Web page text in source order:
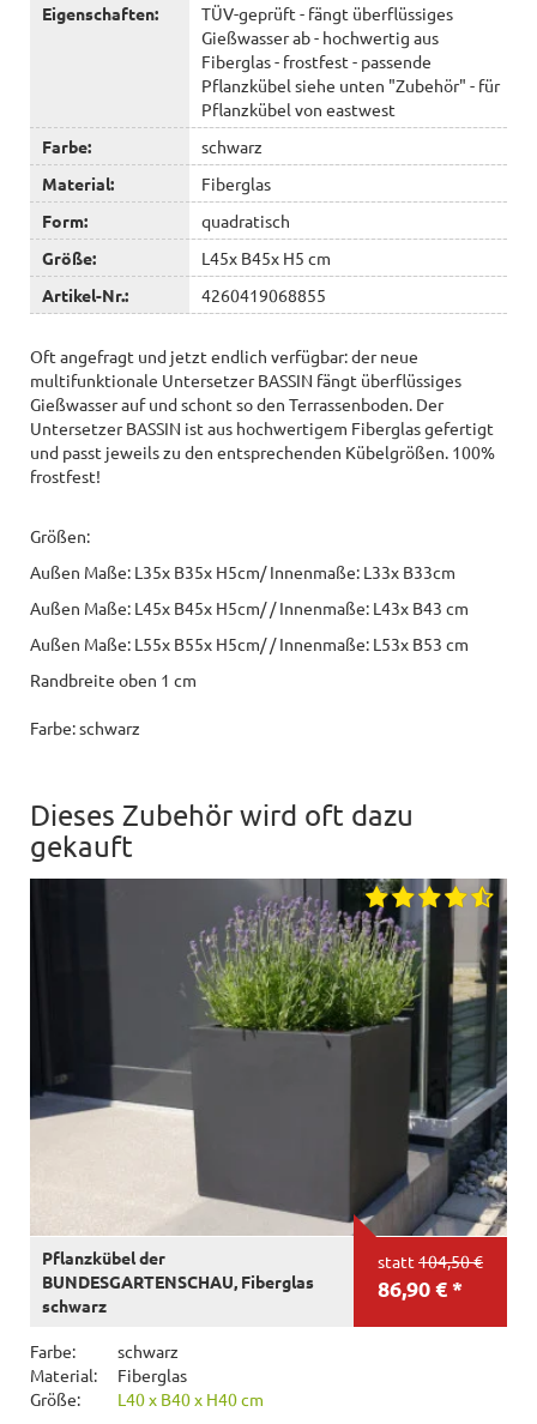
Eigenschaften:
TÜV-geprüft - fängt überflüssiges
Gießwasser ab - hochwertig aus
Fiberglas - frostfest - passende
Pflanzkübel siehe unten "Zubehör" - für
Pflanzkübel von eastwest
Farbe:
schwarz
Material:
Fiberglas
Form:
quadratisch
Größe:
L45x B45x H5 cm
Artikel-Nr.:
4260419068855
Oft angefragt und jetzt endlich verfügbar: der neue
multifunktionale Untersetzer BASSIN fängt überflüssiges
Gießwasser auf und schont so den Terrassenboden. Der
Untersetzer BASSIN ist aus hochwertigem Fiberglas gefertigt
und passt jeweils zu den entsprechenden Kübelgrößen. 100%
frostfest!
Größen:
Außen Maße: L35x B35x H5cm/ Innenmaße: L33x B33cm
Außen Maße: L45x B45x H5cm/ / Innenmaße: L43x B43 cm
Außen Maße: L55x B55x H5cm/ / Innenmaße: L53x B53 cm
Randbreite oben 1 cm
Farbe: schwarz
Dieses Zubehör wird oft dazu
gekauft
statt 104,50 €
86,90 € *
Pflanzkübel der
BUNDESGARTENSCHAU, Fiberglas
schwarz
Farbe:
schwarz
Material:
Fiberglas
Größe:
L40 x B40 x H40 cm